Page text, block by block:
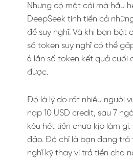
Nhưng có một cái mà hầu
DeepSeek tính tiền cả
để suy nghĩ. Và khi bạn bật
số token suy nghĩ có thể
6 lần số token kết quả cuối
được.
Đó là lý do rất nhiều người
nạp 10 USD credit, sau 7
kêu hết tiền chưa kịp làm
đảo. Đó chỉ là bạn đang trả
nghĩ kỹ thay vì trả tiền cho